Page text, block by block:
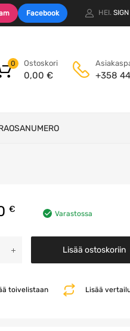
Facebook HEI.
Ostoskori
0,00 €
0
+358
€ Varastossa
Lisää ostoskoriin
Lisää
toivelistaan